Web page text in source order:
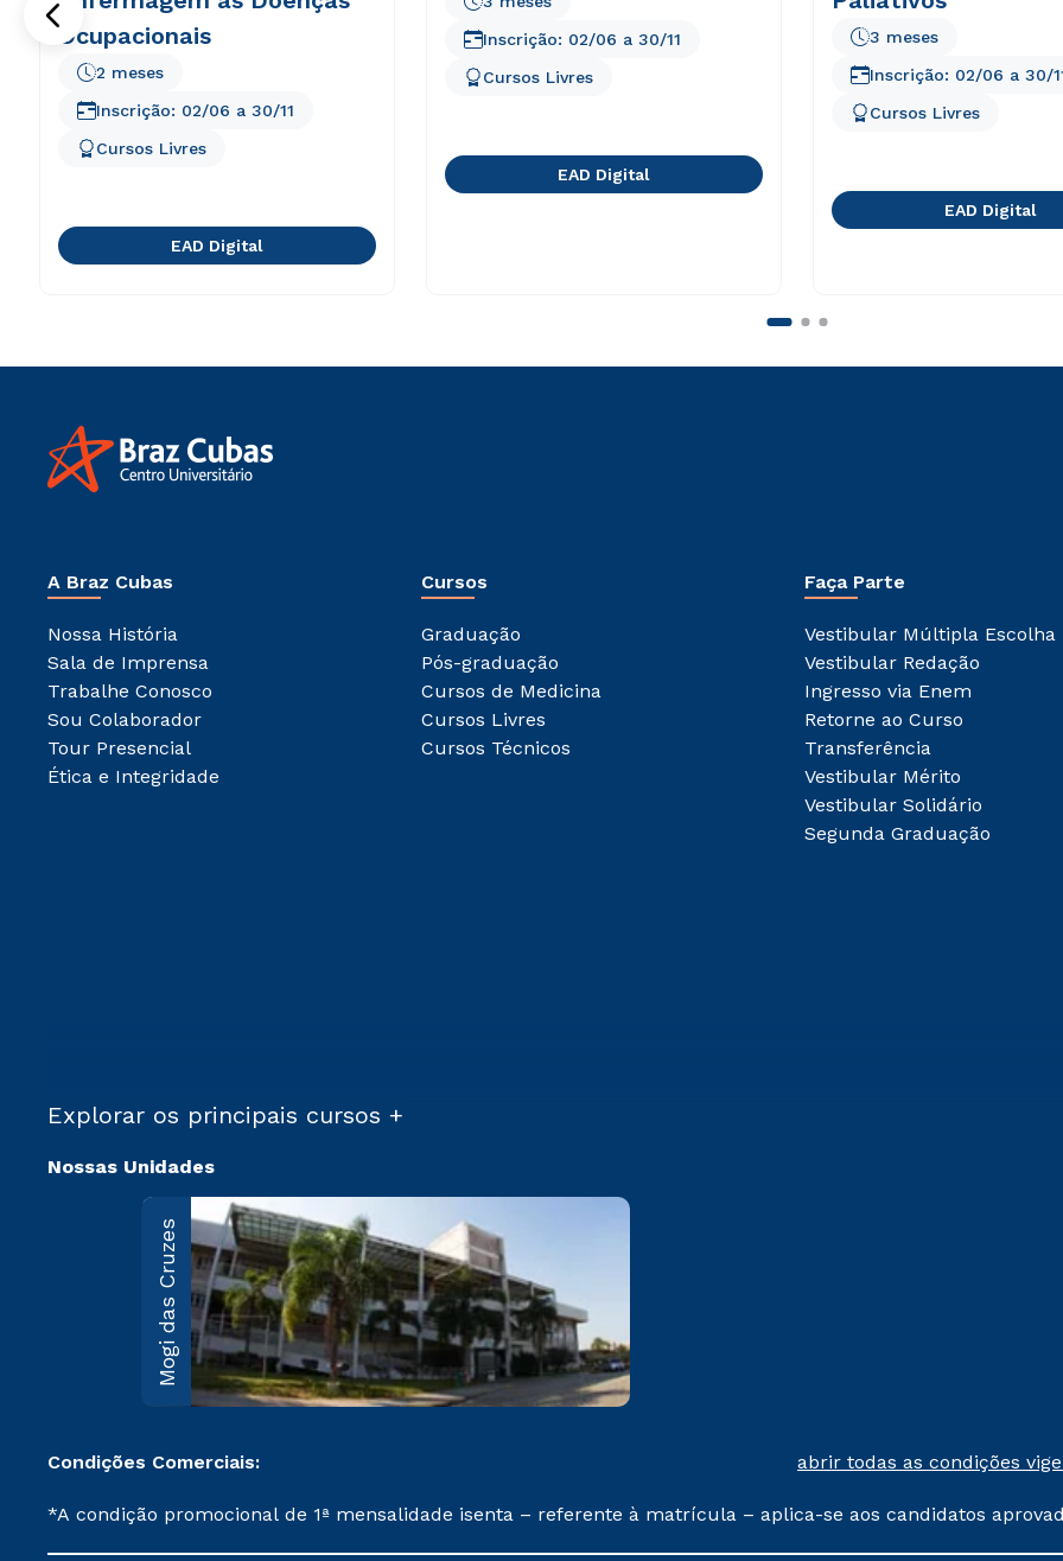
Ocupacionais
2 meses
Cursos Livres
Inscrição: 02/06 a 30/11
EAD Digital
Cursos Livres
Inscrição: 02/06 a 30/11
EAD Digital
3 meses
Cursos Livres
Inscrição: 02/06 a 30/
EAD Digital
A Braz Cubas
Nossa História
Sala de Imprensa
Trabalhe Conosco
Sou Colaborador
Tour Presencial
Ética e Integridade
Cursos
Graduação
Pós-graduação
Cursos de Medicina
Cursos Livres
Cursos Técnicos
Faça Parte
Vestibular Múltipla Escolha
Vestibular Redação
Ingresso via Enem
Retorne ao Curso
Transferência
Vestibular Mérito
Vestibular Solidário
Segunda Graduação
Explorar os principais cursos +
Nossas Unidades
Mogi das Cruzes
Condições Comerciais: abrir todas as condições
*A condição promocional de 1ª mensalidade isenta – referente à matrícula – aplica-se aos candidatos